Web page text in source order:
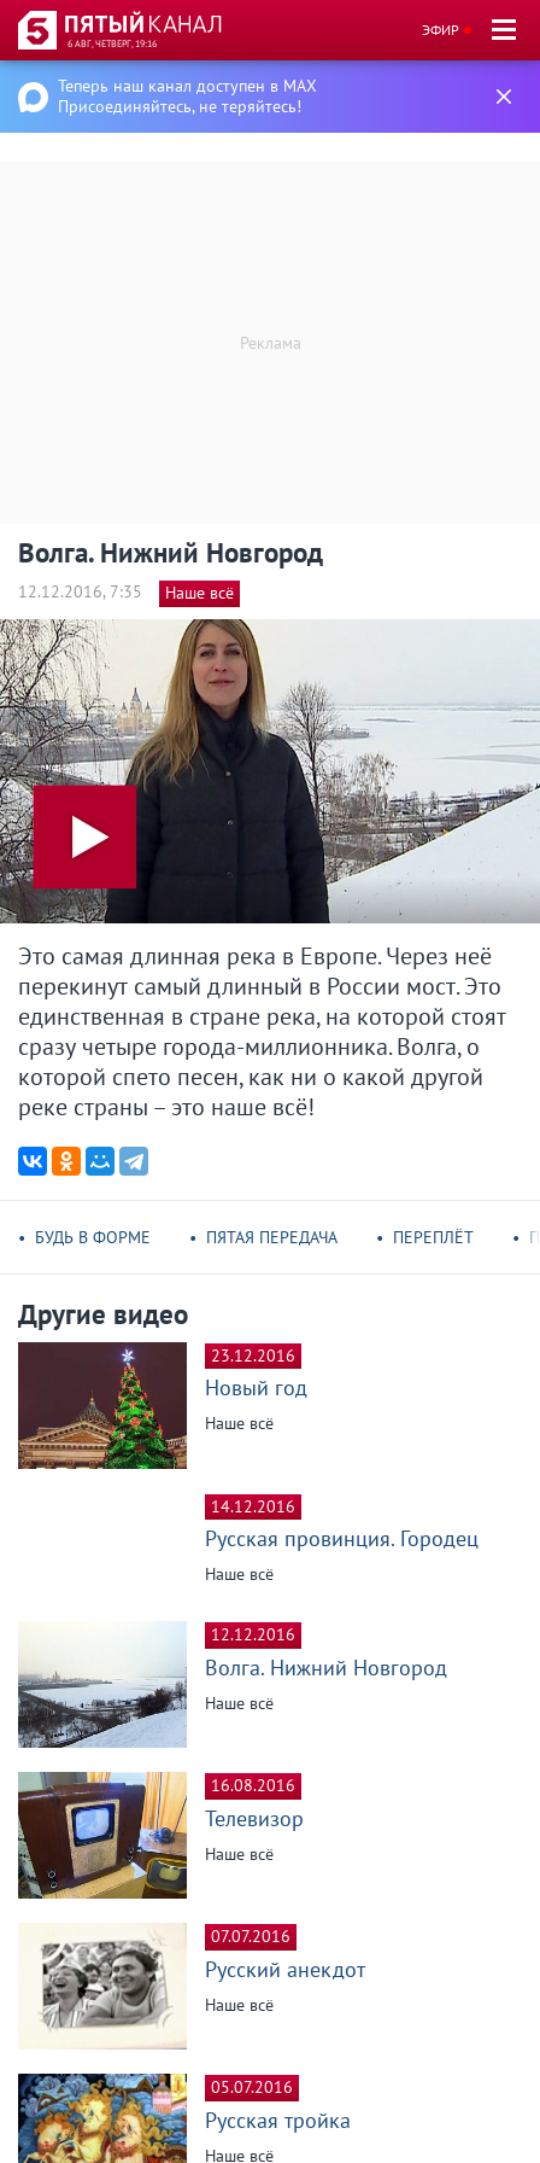
6 АВГ, ЧЕТВЕРГ, 19:16
ЭФИР
Теперь наш канал доступен в MAX
Присоединяйтесь, не теряйтесь!
Волга. Нижний Новгород
12.12.2016, 7:35 Наше всё
Это самая длинная река в Европе. Через неё
перекинут самый длинный в России мост. Это
единственная в стране река, на которой стоят
сразу четыре города-миллионника. Волга, о
которой спето песен, как ни о какой другой
реке страны – это наше всё!
БУДЬ В ФОРМЕ ПЯТАЯ ПЕРЕДАЧА ПЕРЕПЛЁТ
Другие видео
23.12.2016
Новый год
Наше всё
14.12.2016
Русская провинция. Городец
Наше всё
12.12.2016
Волга. Нижний Новгород
Наше всё
16.08.2016
Телевизор
Наше всё
07.07.2016
Русский анекдот
Наше всё
05.07.2016
Русская тройка
Наше всё